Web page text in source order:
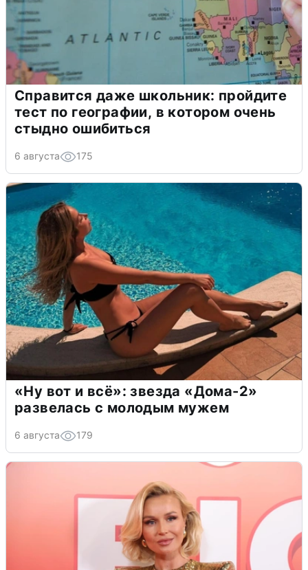
Справится даже школьник: пройдите
тест по географии, в котором очень
стыдно ошибиться
6 августа 175
«Ну вот и всё»: звезда «Дома-2»
развелась с молодым мужем
6 августа 179